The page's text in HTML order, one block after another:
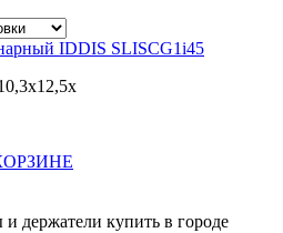
IDDIS SLISCG1i45
держатели купить в городе